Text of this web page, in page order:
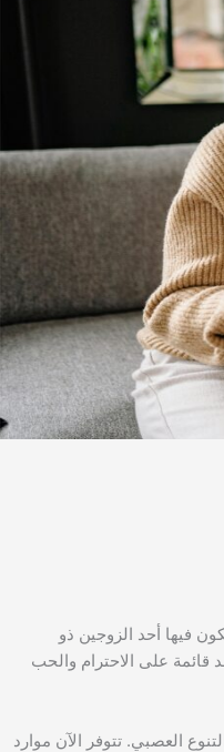
فيها أحد الزوجين ذو
على الاحترام والحب
العصبي. تتوفر الآن موارد